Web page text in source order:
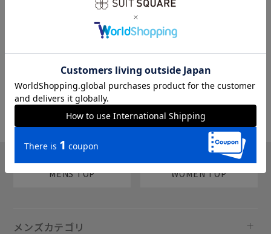
sms
MENS TOP WOMEN TOP
メンズカテゴリ